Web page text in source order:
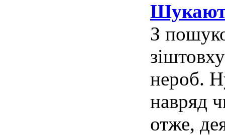
З
нероб.
навряд
отже,